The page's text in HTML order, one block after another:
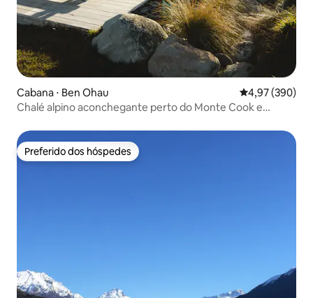
Cabana ⋅ Ben Ohau 4,97 de uma
4,97 (390)
Chalé alpino aconchegante perto do Monte Cook e
Preferido dos hóspedes
Preferido dos hóspedes